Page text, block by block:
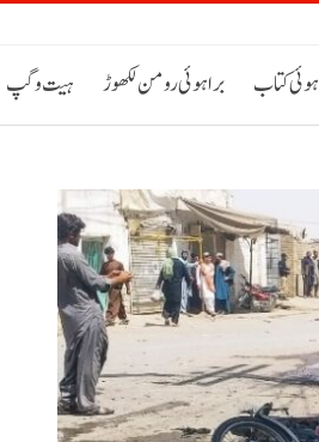
ہیت و گپ براہوئی رومن لکھوڑ کتاب